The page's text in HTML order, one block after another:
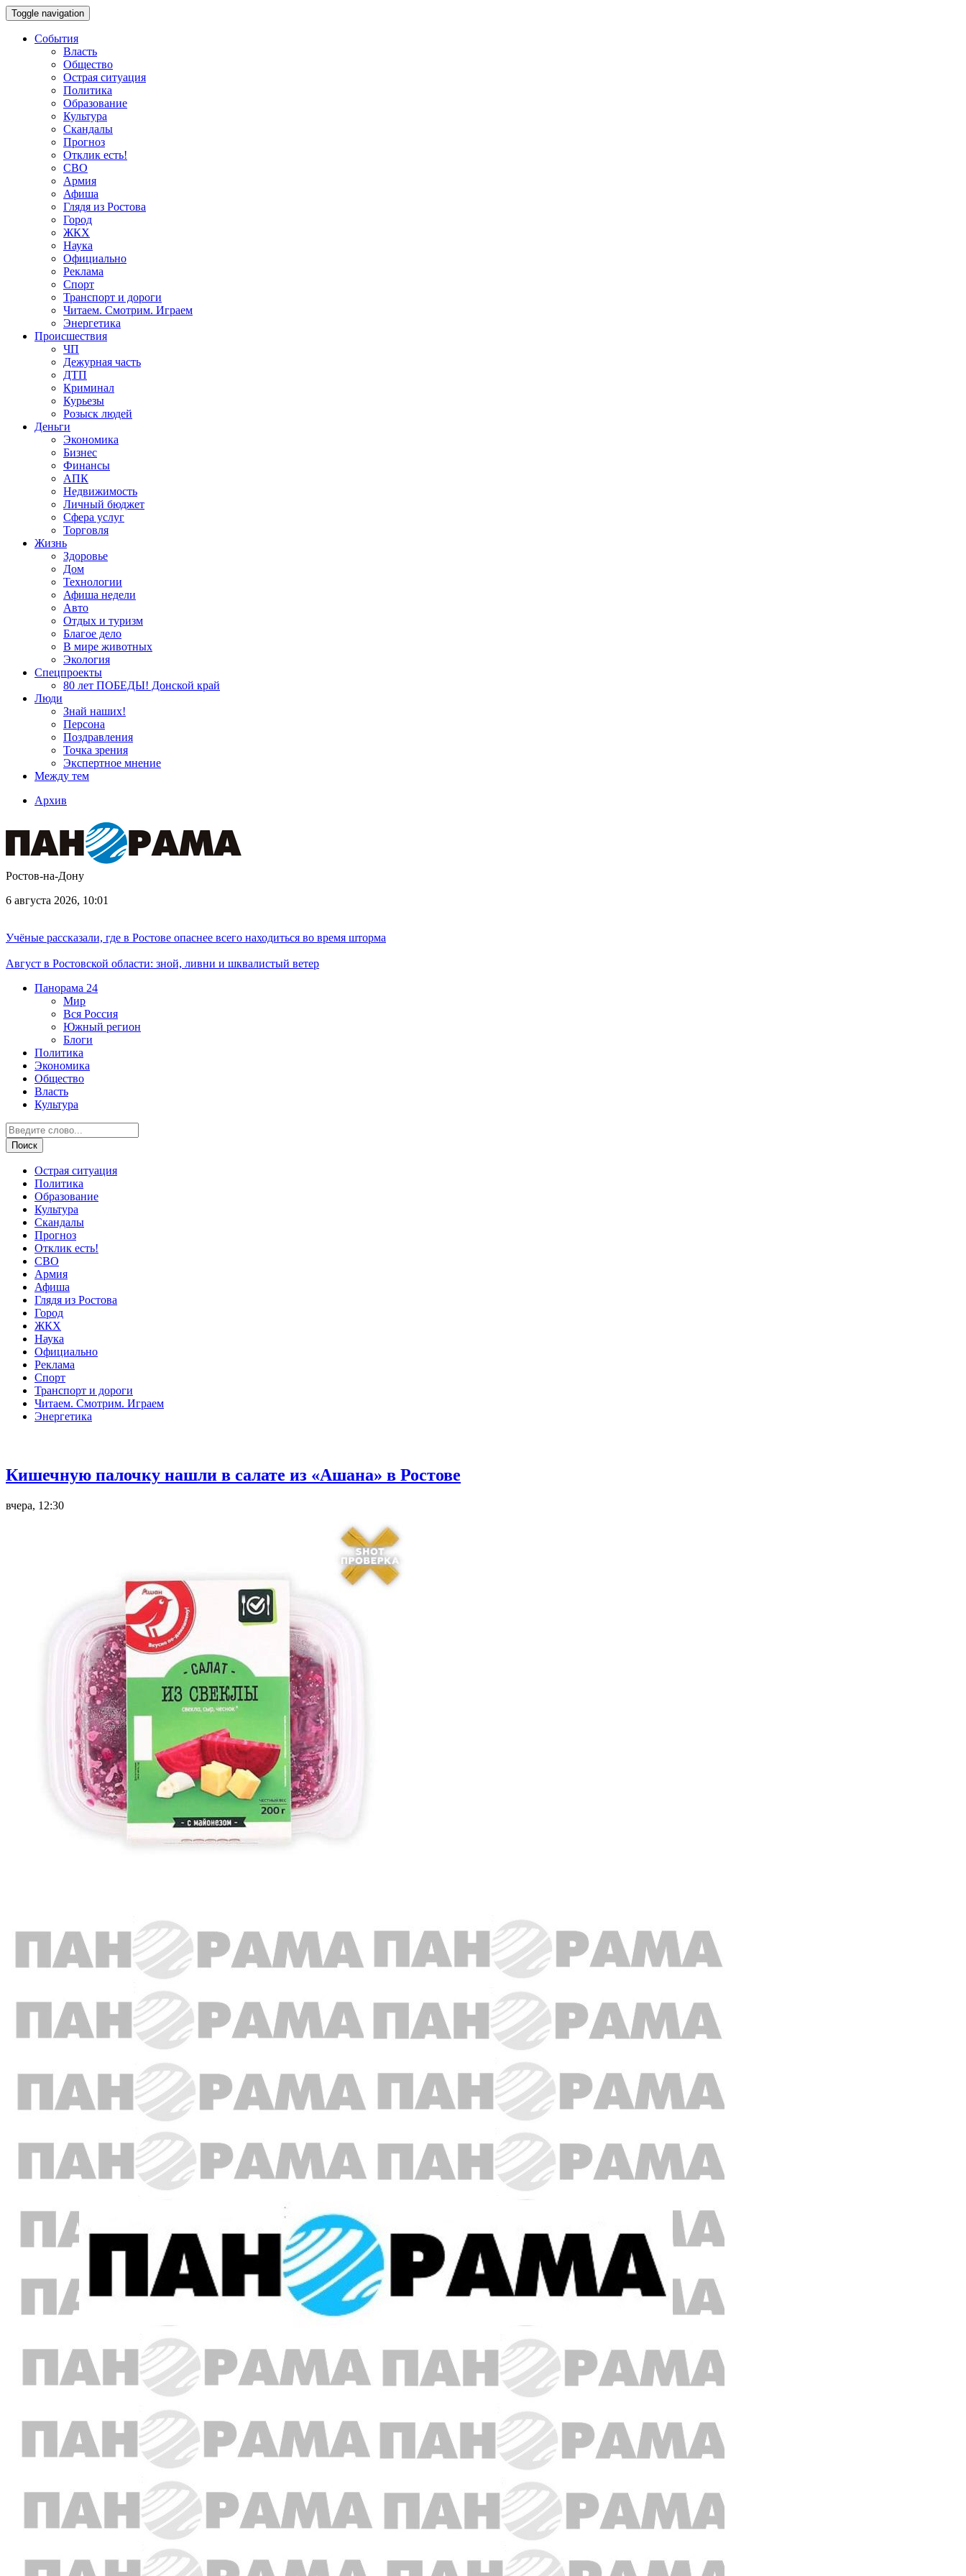
Toggle navigation
События
Власть
Общество
Острая ситуация
Политика
Образование
Культура
Скандалы
Прогноз
Отклик есть!
СВО
Армия
Афиша
Глядя из Ростова
Город
ЖКХ
Наука
Официально
Реклама
Спорт
Транспорт и дороги
Читаем. Смотрим. Играем
Энергетика
Происшествия
ЧП
Дежурная часть
ДТП
Криминал
Курьезы
Розыск людей
Деньги
Экономика
Бизнес
Финансы
АПК
Недвижимость
Личный бюджет
Сфера услуг
Торговля
Жизнь
Здоровье
Дом
Технологии
Афиша недели
Авто
Отдых и туризм
Благое дело
В мире животных
Экология
Спецпроекты
80 лет ПОБЕДЫ! Донской край
Люди
Знай наших!
Персона
Поздравления
Точка зрения
Экспертное мнение
Между тем
Архив
Ростов-на-Дону
6 августа 2026, 10:01
Учёные рассказали, где в Ростове опаснее всего находиться во время шторма
Август в Ростовской области: зной, ливни и шквалистый ветер
Панорама 24
Мир
Вся Россия
Южный регион
Блоги
Политика
Экономика
Общество
Власть
Культура
Острая ситуация
Политика
Образование
Культура
Скандалы
Прогноз
Отклик есть!
СВО
Армия
Афиша
Глядя из Ростова
Город
ЖКХ
Наука
Официально
Реклама
Спорт
Транспорт и дороги
Читаем. Смотрим. Играем
Энергетика
Кишечную палочку нашли в салате из «Ашана» в Ростове
вчера, 12:30